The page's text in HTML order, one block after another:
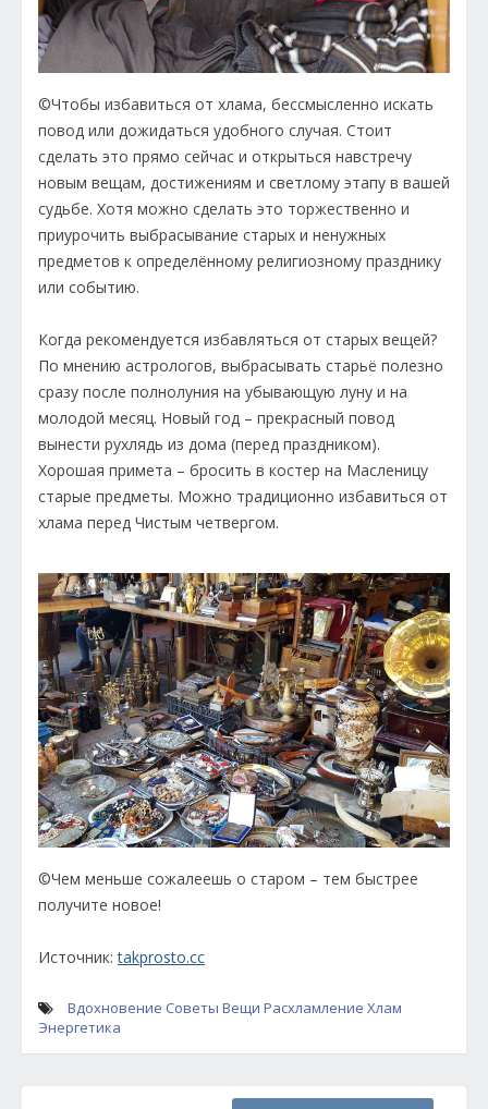
©Чтобы избавиться от хлама, бессмысленно искать
повод или дожидаться удобного случая. Стоит
сделать это прямо сейчас и открыться навстречу
новым вещам, достижениям и светлому этапу в вашей
судьбе. Хотя можно сделать это торжественно и
приурочить выбрасывание старых и ненужных
предметов к определённому религиозному празднику
или событию.
Когда рекомендуется избавляться от старых вещей?
По мнению астрологов, выбрасывать старьё полезно
сразу после полнолуния на убывающую луну и на
молодой месяц. Новый год – прекрасный повод
вынести рухлядь из дома (перед праздником).
Хорошая примета – бросить в костер на Масленицу
старые предметы. Можно традиционно избавиться от
хлама перед Чистым четвергом.
©Чем меньше сожалеешь о старом – тем быстрее
получите новое!
Источник:takprosto.cc
Вдохновение Советы Вещи Расхламление Хлам
Энергетика